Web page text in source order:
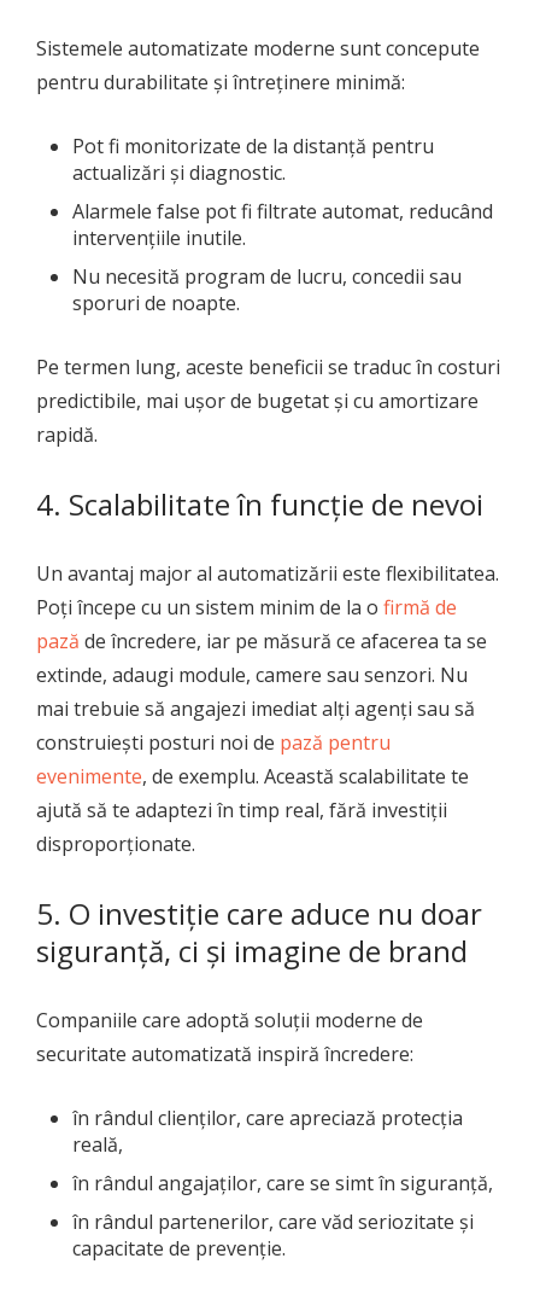
Sistemele automatizate moderne sunt concepute
pentru durabilitate și întreținere minimă:
Pot fi monitorizate de la distanță pentru
actualizări și diagnostic.
Alarmele false pot fi filtrate automat, reducând
intervențiile inutile.
Nu necesită program de lucru, concedii sau
sporuri de noapte.
Pe termen lung, aceste beneficii se traduc în costuri
predictibile, mai ușor de bugetat și cu amortizare
rapidă.
4. Scalabilitate în funcție de nevoi
Un avantaj major al automatizării este flexibilitatea.
Poți începe cu un sistem minim de la o frmă de
pază de încredere, iar pe măsură ce afacerea ta se
extinde, adaugi module, camere sau senzori. Nu
mai trebuie să angajezi imediat alți agenți sau să
construiești posturi noi de pază pentru
evenimente, de exemplu. Această scalabilitate te
ajută să te adaptezi în timp real, fără investiții
disproporționate.
5. O investiție care aduce nu doar
siguranță, ci și imagine de brand
Companiile care adoptă soluții moderne de
securitate automatizată inspiră încredere:
în rândul clienților, care apreciază protecția
reală,
în rândul angajaților, care se simt în siguranță,
în rândul partenerilor, care văd seriozitate și
capacitate de prevenție.